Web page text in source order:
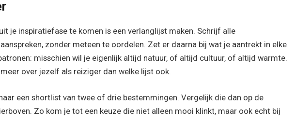
je inspiratiefase te komen is een verlanglijst maken. Schrijf alle
zonder meteen te oordelen. Zet er daarna bij wat je aantrekt in elke
misschien wil je eigenlijk altijd natuur, of altijd cultuur, of altijd warmte.
over jezelf als reiziger dan welke lijst ook.
een shortlist van twee of drie bestemmingen. Vergelijk die dan op de
Zo kom je tot een keuze die niet alleen mooi klinkt, maar ook echt bij